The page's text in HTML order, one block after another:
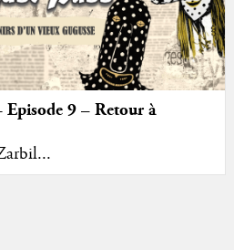
Episode 9 – Retour à